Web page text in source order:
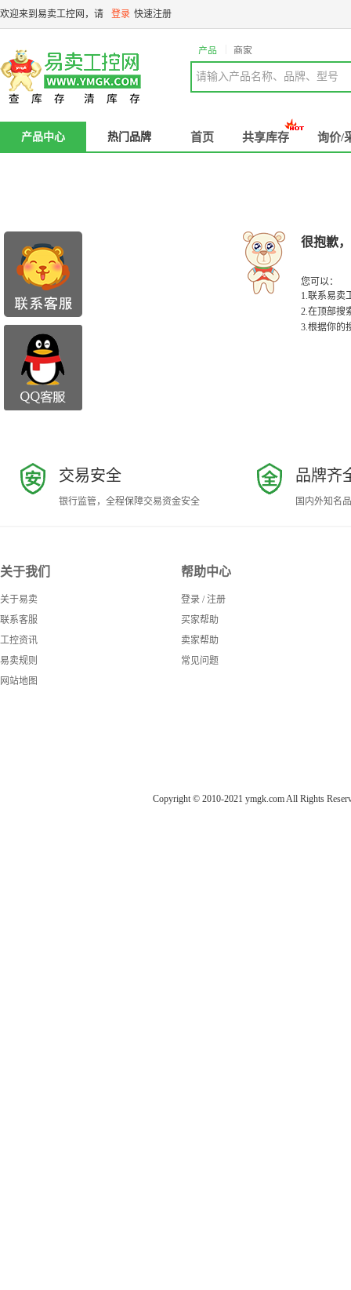
欢迎来到易卖工控网，请 登录 快速注册
产品 商家
请输入产品名称、品牌、型号
产品中心 热门品牌 首页 共享库存 询价/
很抱歉
您可以：
1.联系易卖
2.在顶部搜
3.根据你的
交易安全
银行监管，全程保障交易资金安全
品牌齐
国内外知名
关于我们
关于易卖
联系客服
工控资讯
易卖规则
网站地图
帮助中心
登录 / 注册
买家帮助
卖家帮助
常见问题
Copyright © 2010-2021 ymgk.com All Rights